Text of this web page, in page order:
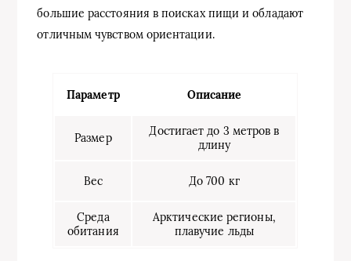
большие расстояния в поисках пищи и обладают
отличным чувством ориентации.
Параметр Описание
Размер
Достигает до 3 метров в
длину
Вес До 700 кг
Среда
обитания
Арктические регионы,
плавучие льды